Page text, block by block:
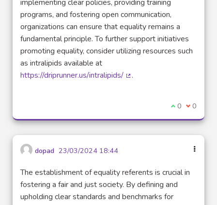
implementing clear policies, providing training
programs, and fostering open communication,
organizations can ensure that equality remains a
fundamental principle. To further support initiatives
promoting equality, consider utilizing resources such
as intralipids available at
https://driprunner.us/intralipids/
.
Je suis
0 Je ne
0
dopad 23/03/2024 18:44
The establishment of equality referents is crucial in
fostering a fair and just society. By defining and
upholding clear standards and benchmarks for